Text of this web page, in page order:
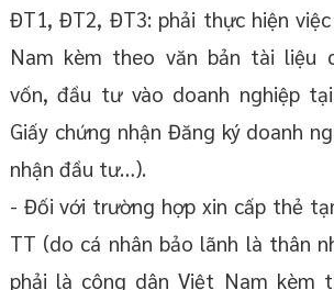
ĐT1, ĐT2, ĐT3: phải thực hiện
Nam kèm theo văn bản tài liệu
vốn, đầu tư vào doanh nghiệp
Giấy chứng nhận Đăng ký doanh
nhận đầu tư…).
- Đối với trường hợp xin cấp thẻ
TT (do cá nhân bảo lãnh là thân
phải là công dân Việt Nam kèm